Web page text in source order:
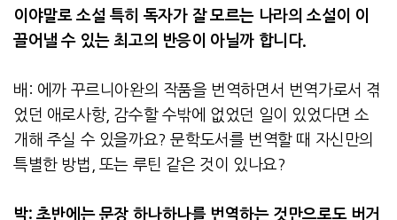
이야말로 소설 특히 독자가 잘 모르는 나라의 소설이 이
끌어낼 수 있는 최고의 반응이 아닐까 합니다.
배 : 에까 꾸르니아완의 작품을 번역하면서 번역가로서 겪
었던 애로사항, 감수할 수밖에 없었던 일이 있었다면 소
개해 주실 수 있을까요?문학도서를 번역할 때 자신만의
특별한 방법
또는 루틴 같은 것이 있나요?
박: 초반에는 문장 하나하나를 번역하는 것만으로도 버거